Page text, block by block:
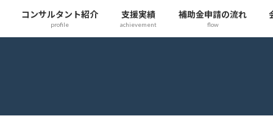
コンサルタント紹介
profile
支援実績
achievement
補助金申請の流れ
flow